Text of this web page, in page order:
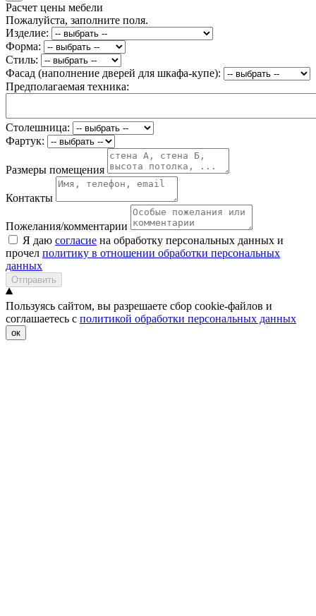
Расчет цены мебели
Пожалуйста, заполните поля.
Изделие:
Форма:
Стиль:
Фасад (наполнение дверей для шкафа-купе):
Предполагаемая техника:
Столешница:
Фартук:
Размеры помещения
Контакты
Пожелания/комментарии
Я даю согласие на обработку персональных данных и
прочел политику в отношении обработки персональных
данных
Отправить
Пользуясь сайтом, вы разрешаете сбор cookie-файлов и
соглашаетесь с политикой обработки персональных данных
ок